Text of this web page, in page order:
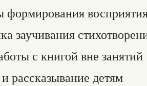
заучивания
с книгой вне занятий
рассказывание детям